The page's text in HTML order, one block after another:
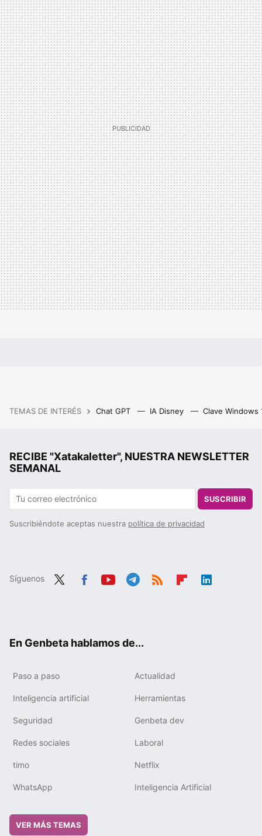
TEMAS DE INTERÉS Chat GPT IA Disney Clave Windows
RECIBE "Xatakaletter", NUESTRA NEWSLETTER
SEMANAL
SUSCRIBIR
Suscribiéndote aceptas nuestra política de privacidad
Síguenos
En Genbeta hablamos de...
Paso a paso Actualidad
Inteligencia artificial Herramientas
Seguridad Genbeta dev
Redes sociales Laboral
timo Netflix
WhatsApp Inteligencia Artificial
VER MÁS TEMAS